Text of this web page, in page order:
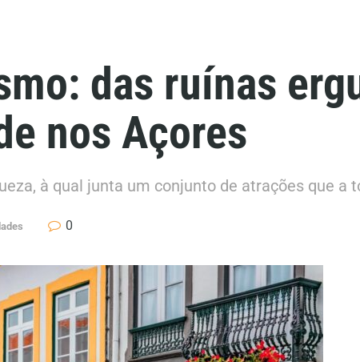
das ruínas
nos Açores
à qual junta um conjunto de atrações que a
0